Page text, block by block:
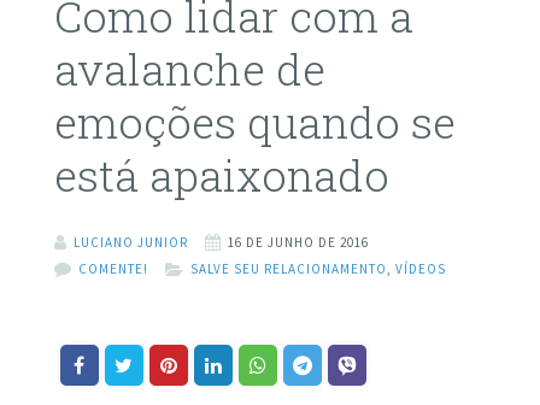
Como lidar com a
avalanche de
emoções quando se
está apaixonado
LUCIANO JUNIOR
16 DE JUNHO DE 2016
COMENTE!
SALVE SEU RELACIONAMENTO VÍDEOS